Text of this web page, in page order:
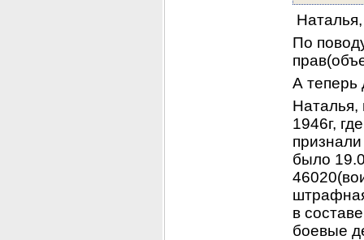
По
А теперь
Наталья,
1946г,
было
в
боевые